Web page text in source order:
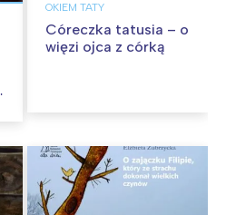
OKIEM TATY
Córeczka tatusia – o
więzi ojca z córką